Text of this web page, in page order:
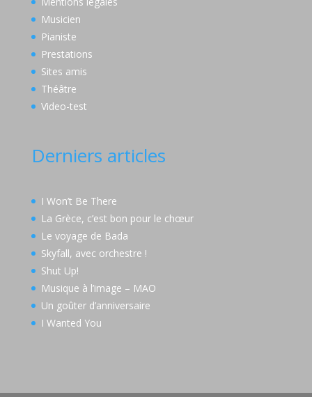
Musicien
Pianiste
Prestations
Sites amis
Théâtre
Video-test
Derniers articles
I Won’t Be There
La Grèce, c’est bon pour le chœur
Le voyage de Bada
Skyfall, avec orchestre !
Shut Up!
Musique à l’image – MAO
Un goûter d’anniversaire
I Wanted You